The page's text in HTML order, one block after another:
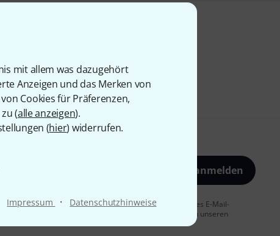
mit allem was dazugehört
Anzeigen und das Merken von
Cookies für Präferenzen,
(alle anzeigen).
(hier) widerrufen.
Impressum · Datenschutzhinweise
Jetzt anmelden
Sie dem Erhalt von E-Mail-Werbung und einer Messung des E-Mail-
ist jederzeit möglich. Weitere Informationen finden Sie in unseren